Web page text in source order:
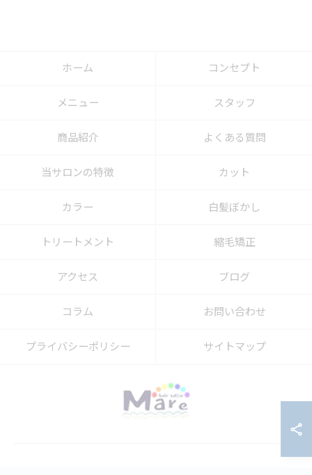
ホーム コンセプト
メニュー スタッフ
商品紹介 よくある質問
当サロンの特徴 カット
カラー 白髪ぼかし
トリートメント 縮毛矯正
アクセス ブログ
コラム お問い合わせ
プライバシーポリシー サイトマップ